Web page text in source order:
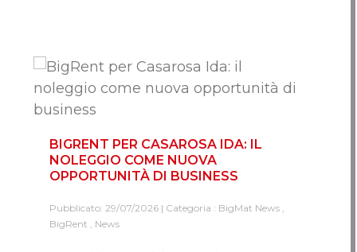
BIGRENT PER CASAROSA IDA: IL
NOLEGGIO COME NUOVA
OPPORTUNITÀ DI BUSINESS
Pubblicato: 29/07/2026 | Categoria : BigMat News
BigRent
News